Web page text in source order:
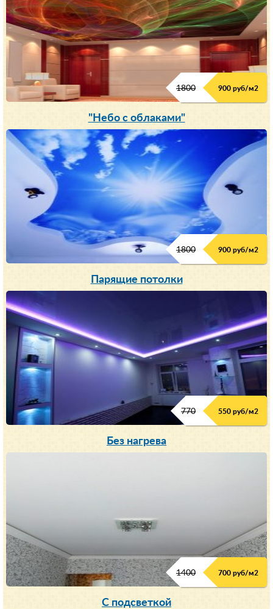
1800 900 руб/м2
"Небо с облаками"
1800 900 руб/м2
Парящие потолки
770 550 руб/м2
Без нагрева
1400 700 руб/м2
С подсветкой